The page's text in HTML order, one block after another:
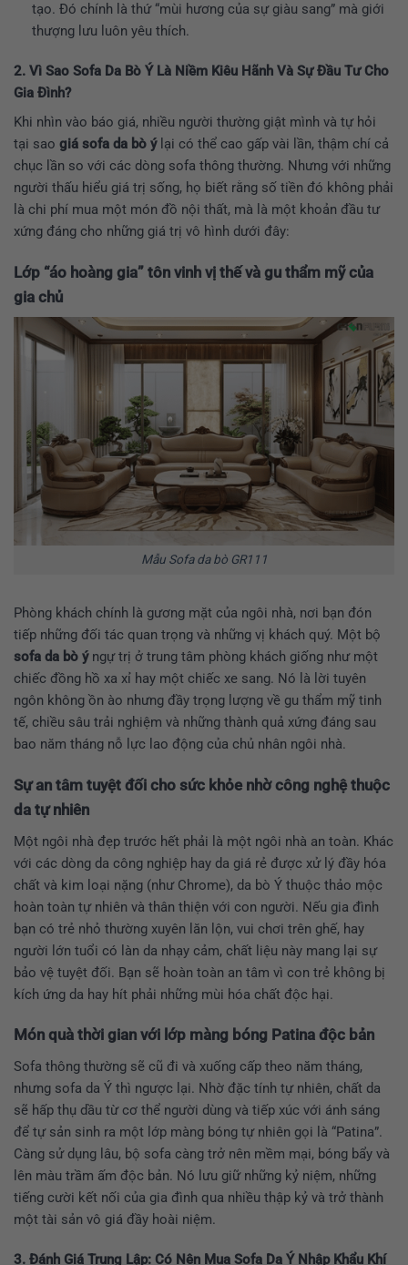
tạo. Đó chính là thứ “mùi hương của sự giàu sang” mà giới
thượng lưu luôn yêu thích.
2. Vì Sao Sofa Da Bò Ý Là Niềm Kiêu Hãnh Và Sự Đầu Tư Cho
Gia Đình?
Khi nhìn vào báo giá, nhiều người thường giật mình và tự hỏi
tại sao giá sofa da bò ýlại có thể cao gấp vài lần, thậm chí cả
chục lần so với các dòng sofa thông thường. Nhưng với những
người thấu hiểu giá trị sống, họ biết rằng số tiền đó không phải
là chi phí mua một món đồ nội thất, mà là một khoản đầu tư
xứng đáng cho những giá trị vô hình dưới đây:
Lớp “áo hoàng gia” tôn vinh vị thế và gu thẩm mỹ của
gia chủ
Mẫu Sofa da bò GR111
Phòng khách chính là gương mặt của ngôi nhà, nơi bạn đón
tiếp những đối tác quan trọng và những vị khách quý. Một bộ
sofa da bò ýngự trị ở trung tâm phòng khách giống như một
chiếc đồng hồ xa xỉ hay một chiếc xe sang. Nó là lời tuyên
ngôn không ồn ào nhưng đầy trọng lượng về gu thẩm mỹ tinh
tế, chiều sâu trải nghiệm và những thành quả xứng đáng sau
bao năm tháng nỗ lực lao động của chủ nhân ngôi nhà.
Sự an tâm tuyệt đối cho sức khỏe nhờ công nghệ thuộc
da tự nhiên
Một ngôi nhà đẹp trước hết phải là một ngôi nhà an toàn. Khác
với các dòng da công nghiệp hay da giá rẻ được xử lý đầy hóa
chất và kim loại nặng (như Chrome), da bò Ý thuộc thảo mộc
hoàn toàn tự nhiên và thân thiện với con người. Nếu gia đình
bạn có trẻ nhỏ thường xuyên lăn lộn, vui chơi trên ghế, hay
người lớn tuổi có làn da nhạy cảm, chất liệu này mang lại sự
bảo vệ tuyệt đối. Bạn sẽ hoàn toàn an tâm vì con trẻ không bị
kích ứng da hay hít phải những mùi hóa chất độc hại.
Món quà thời gian với lớp màng bóng Patina độc bản
Sofa thông thường sẽ cũ đi và xuống cấp theo năm tháng,
nhưng sofa da Ý thì ngược lại. Nhờ đặc tính tự nhiên, chất da
sẽ hấp thụ dầu từ cơ thể người dùng và tiếp xúc với ánh sáng
để tự sản sinh ra một lớp màng bóng tự nhiên gọi là “Patina”.
Càng sử dụng lâu, bộ sofa càng trở nên mềm mại, bóng bẩy và
lên màu trầm ấm độc bản. Nó lưu giữ những kỷ niệm, những
tiếng cười kết nối của gia đình qua nhiều thập kỷ và trở thành
một tài sản vô giá đầy hoài niệm.
3. Đánh Giá Trung Lập: Có Nên Mua Sofa Da Ý Nhập Khẩu Khí